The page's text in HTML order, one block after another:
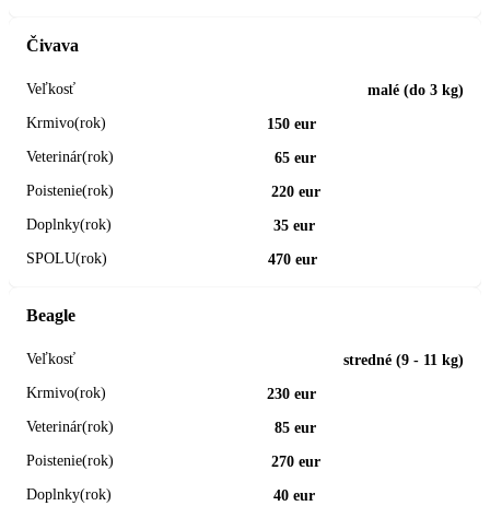
Čivava
malé (do 3 kg)
150 eur
65 eur
220 eur
35 eur
470 eur
Beagle
stredné (9 - 11 kg)
230 eur
85 eur
270 eur
40 eur